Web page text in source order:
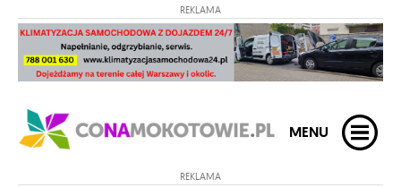
REKLAMA
MENU
REKLAMA